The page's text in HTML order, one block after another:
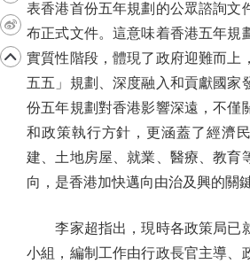
表香港首份五年規劃的公眾諮詢文
布正式文件。這意味着香港五年規
實質性階段，體現了政府迎難而上
五五」規劃、深度融入和貢獻國家
份五年規劃對香港影響深遠，不僅
和政策執行方針，更涵蓋了經濟
建、土地房屋、就業、醫療、教育
向，是香港加快邁向由治及興的關
李家超指出，現時各政策局已
小組，編制工作由行政長官主導、